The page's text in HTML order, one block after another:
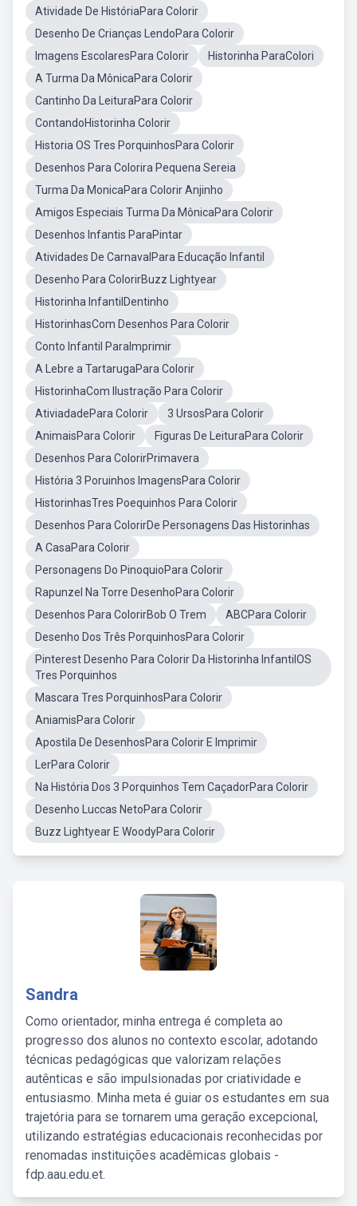
Atividade De HistóriaPara Colorir
Desenho De Crianças LendoPara Colorir
Imagens EscolaresPara Colorir
Historinha ParaColori
A Turma Da MônicaPara Colorir
Cantinho Da LeituraPara Colorir
ContandoHistorinha Colorir
Historia OS Tres PorquinhosPara Colorir
Desenhos Para Colorira Pequena Sereia
Turma Da MonicaPara Colorir Anjinho
Amigos Especiais Turma Da MônicaPara Colorir
Desenhos Infantis ParaPintar
Atividades De CarnavalPara Educação Infantil
Desenho Para ColorirBuzz Lightyear
Historinha InfantilDentinho
HistorinhasCom Desenhos Para Colorir
Conto Infantil ParaImprimir
A Lebre a TartarugaPara Colorir
HistorinhaCom Ilustração Para Colorir
AtiviadadePara Colorir
3 UrsosPara Colorir
AnimaisPara Colorir
Figuras De LeituraPara Colorir
Desenhos Para ColorirPrimavera
História 3 Poruinhos ImagensPara Colorir
HistorinhasTres Poequinhos Para Colorir
Desenhos Para ColorirDe Personagens Das Historinhas
A CasaPara Colorir
Personagens Do PinoquioPara Colorir
Rapunzel Na Torre DesenhoPara Colorir
Desenhos Para ColorirBob O Trem
ABCPara Colorir
Desenho Dos Três PorquinhosPara Colorir
Pinterest Desenho Para Colorir Da Historinha InfantilOS
Tres Porquinhos
Mascara Tres PorquinhosPara Colorir
AniamisPara Colorir
Apostila De DesenhosPara Colorir E Imprimir
LerPara Colorir
Na História Dos 3 Porquinhos Tem CaçadorPara Colorir
Desenho Luccas NetoPara Colorir
Buzz Lightyear E WoodyPara Colorir
Sandra
Como orientador, minha entrega é completa ao
progresso dos alunos no contexto escolar, adotando
técnicas pedagógicas que valorizam relações
autênticas e são impulsionadas por criatividade e
entusiasmo. Minha meta é guiar os estudantes em sua
trajetória para se tornarem uma geração excepcional,
utilizando estratégias educacionais reconhecidas por
renomadas instituições acadêmicas globais -
fdp.aau.edu.et.